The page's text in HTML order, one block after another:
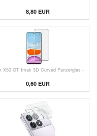
8,80 EUR
X50 GT Imak 3D Curved Panzerglas -
0,60EUR